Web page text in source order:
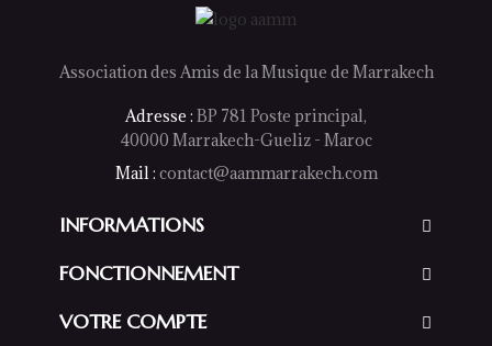
Association des Amis de la Musique de Marrakech
Adresse : BP 781 Poste principal,
40000 Marrakech-Gueliz - Maroc
Mail : contact@aammarrakech.com
INFORMATIONS
FONCTIONNEMENT
VOTRE COMPTE